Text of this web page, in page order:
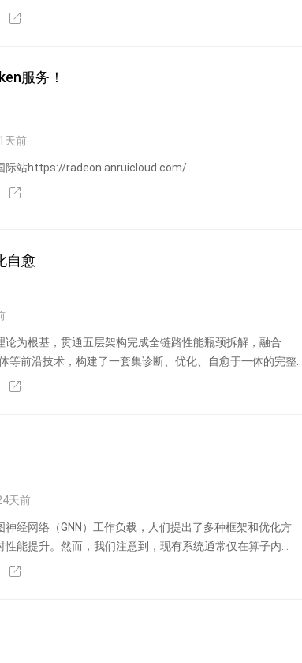
服务！
天前
际站https://radeon.anruicloud.com/
自愈
论为根基，贯通五层架构完成全链路性能瓶颈拆解，融合
等前沿技术，构建了一套集诊断、优化、自愈于一体的完整治
天前
经网络（GNN）工作负载，人们提出了多种框架和优化方
性能提升。然而，我们注意到，现有系统通常仅在算子内